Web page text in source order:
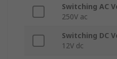
Switching AC
250V ac
Switching DC
12V dc